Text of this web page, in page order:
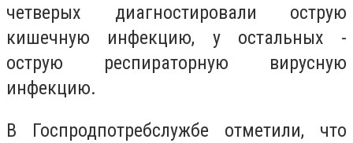
четверых диагностировали острую
кишечную инфекцию, у остальных -
острую респираторную вирусную
инфекцию.
В Госпродпотребслужбе отметили, что